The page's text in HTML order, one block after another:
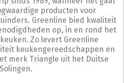
producten voor
Greenline bied kwaliteit
op, in en rond het
Zo levert Greenline
keukengereedschappen en
merk Triangle uit het Duitse
Solingen.